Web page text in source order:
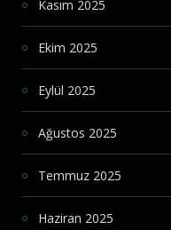
Kasım 2025
Ekim 2025
Eylül 2025
Ağustos 2025
Temmuz 2025
Haziran 2025